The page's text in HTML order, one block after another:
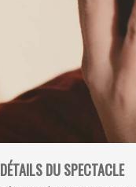
DÉTAILS DU SPECTACLE